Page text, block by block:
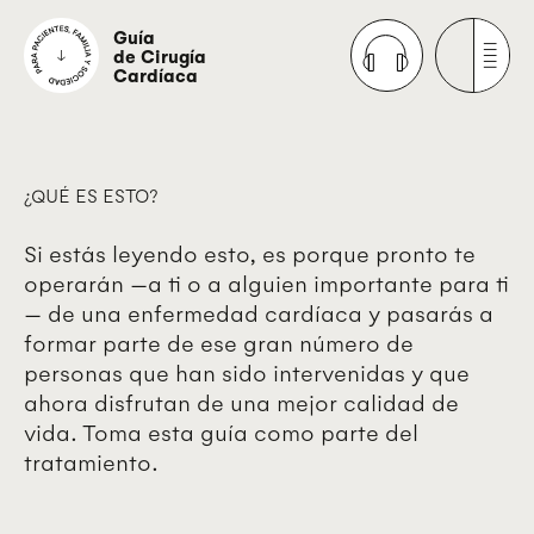
Guía
de Cirugía
Cardíaca
¿QUÉ ES ESTO?
Si estás leyendo esto, es porque pronto te
operarán —a ti o a alguien importante para ti
— de una enfermedad cardíaca y pasarás a
formar parte de ese gran número de
personas que han sido intervenidas y que
ahora disfrutan de una mejor calidad de
vida. Toma esta guía como parte del
tratamiento.